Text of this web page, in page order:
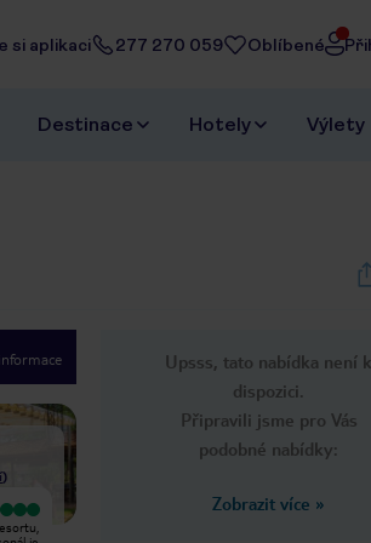
si aplikaci 277 270 059 Oblíbené
Destinace Hotely Výlety
Upsss, tato nabídka není k
dispozici.
Připravili jsme pro Vás
podobné nabídky:
Zobrazit více »
Next slide
1/ 39
)